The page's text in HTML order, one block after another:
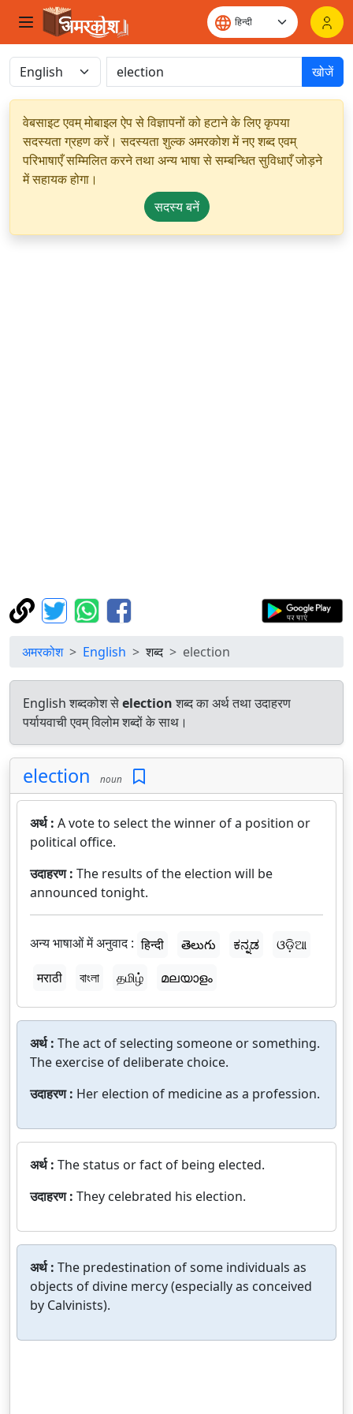
खोजें
वेबसाइट एवम् मोबाइल ऐप से विज्ञापनों को हटाने के लिए कृपया
सदस्यता ग्रहण करें। सदस्यता शुल्क अमरकोश में नए शब्द एवम्
परिभाषाएँ सम्मिलित करने तथा अन्य भाषा से सम्बन्धित सुविधाएँ जोड़ने
में सहायक होगा।
सदस्य बनें
अमरकोश English शब्द election
English शब्दकोश सेelectionशब्द का अर्थ तथा उदाहरण
पर्यायवाची एवम् विलोम शब्दों के साथ।
election noun
अर्थ : A vote to select the winner of a position or
political office.
उदाहरण : The results of the election will be
announced tonight.
अन्य भाषाओं में अनुवाद : हिन्दी తెలుగు ಕನ್ನಡ
ଓଡ଼ିଆ
मराठी
বাংলা தமிழ் മലയാളം
अर्थ : The act of selecting someone or something.
The exercise of deliberate choice.
उदाहरण : Her election of medicine as a profession.
अर्थ : The status or fact of being elected.
उदाहरण : They celebrated his election.
अर्थ : The predestination of some individuals as
objects of divine mercy (especially as conceived
by Calvinists).